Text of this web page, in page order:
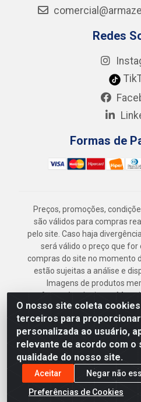
O nosso site coleta
terceiros para
personalizada ao usuário,
relevante de acordo com o
qualidade do nosso site.
Aceitar
Negar não
Preferências de Cookies
Redes
Formas de
Preços, promoções,
são válidos para compras
pelo site. Caso haja
será válido o preço que for
compras do site no momento
estão sujeitas a análise e
Imagens de produtos
Armazém Jenipapo
Geral LTDA - Rua das
Recife/PE - CEP